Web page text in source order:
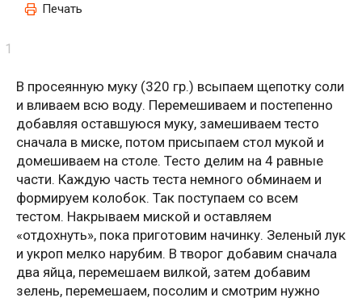
Печать
В просеянную муку (320 гр.) всыпаем щепотку соли
и вливаем всю воду. Перемешиваем и постепенно
добавляя оставшуюся муку, замешиваем тесто
сначала в миске, потом присыпаем стол мукой и
домешиваем на столе. Тесто делим на 4 равные
части. Каждую часть теста немного обминаем и
формируем колобок. Так поступаем со всем
тестом. Накрываем миской и оставляем
«отдохнуть», пока приготовим начинку. Зеленый лук
и укроп мелко нарубим. В творог добавим сначала
два яйца, перемешаем вилкой, затем добавим
зелень, перемешаем, посолим и смотрим нужно